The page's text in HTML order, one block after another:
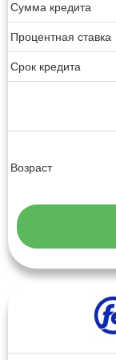
Сумма кредита
Процентная ставка
Срок кредита
Возраст